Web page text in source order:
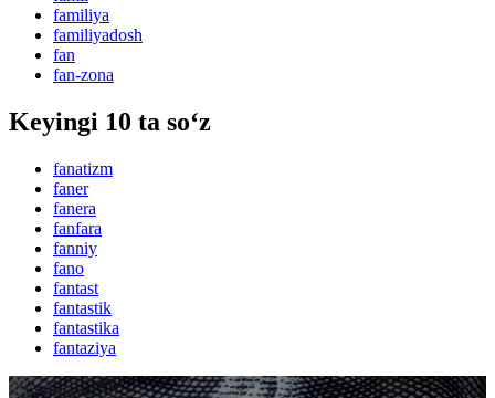
familiya
familiyadosh
fan
fan-zona
Keyingi 10 ta so‘z
fanatizm
faner
fanera
fanfara
fanniy
fano
fantast
fantastik
fantastika
fantaziya